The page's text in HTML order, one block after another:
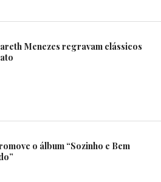
Menezes regravam clássicos
o álbum “Sozinho e Bem